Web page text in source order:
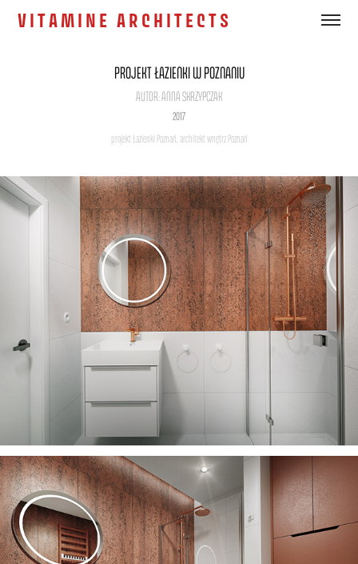
V I T A M I N E   A R C H I T E C T S
PROJEKT ŁAZIENKI W POZNANIU
AUTOR: ANNA SKRZYPCZAK
2017
projekt Łazienki Poznań, architekt wnętrz Poznań